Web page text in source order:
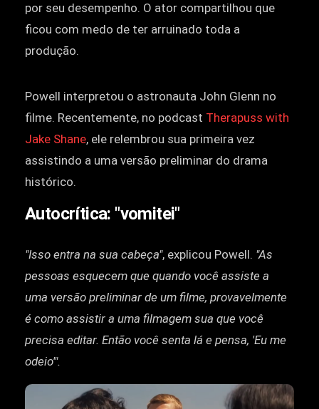
por seu desempenho. O ator compartilhou que
ficou com medo de ter arruinado toda a
produção.
Powell interpretou o astronauta John Glenn no
filme. Recentemente, no podcast Therapuss with
Jake Shane, ele relembrou sua primeira vez
assistindo a uma versão preliminar do drama
histórico.
Autocrítica: "vomitei"
"Isso entra na sua cabeça", explicou Powell. "As
pessoas esquecem que quando você assiste a
uma versão preliminar de um filme, provavelmente
é como assistir a uma filmagem sua que você
precisa editar. Então você senta lá e pensa, 'Eu me
odeio'".